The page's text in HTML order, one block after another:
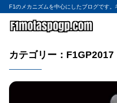
F1のメカニズムを中心にしたブログです。
カテゴリー：F1GP2017